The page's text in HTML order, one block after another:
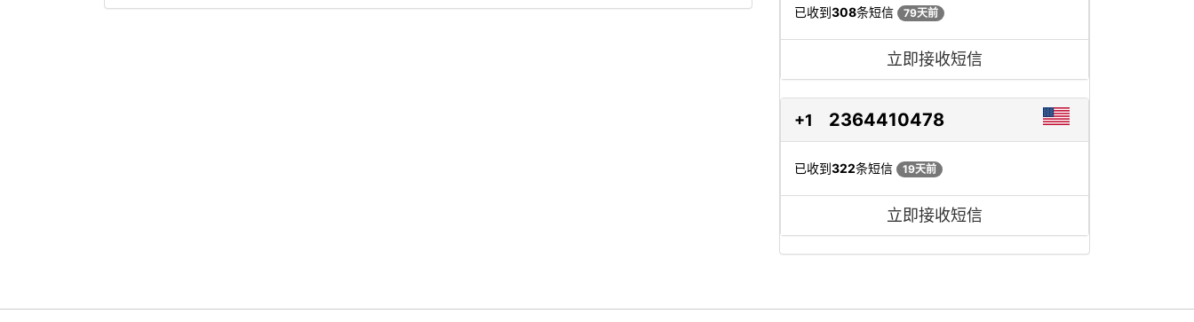
已收到308条短信 79天前
立即接收短信
+1 2364410478
已收到322条短信 19天前
立即接收短信